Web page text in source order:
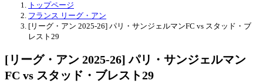
トップページ
フランス リーグ・アン
[リーグ・アン 2025-26] パリ・サンジェルマンFC vs スタッド・ブ
レスト29
[リーグ・アン 2025-26] パリ・サンジェルマン
FC vs スタッド・ブレスト29